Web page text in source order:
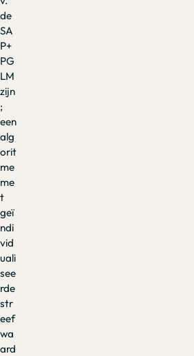
de
SA
P+
PG
LM
zijn
;
een
alg
orit
me
me
t
geï
ndi
vid
uali
see
rde
str
eef
wa
ard